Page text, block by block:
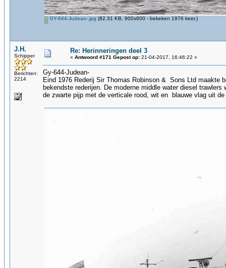
GY-644-Judean-.jpg (82.31 KB, 900x600 - bekeken 1976 keer.)
J.H.
Schipper
Berichten:
2214
Re: Herinneringen deel 3
« Antwoord #171 Gepost op: 21-04-2017, 16:46:22 »
Gy-644-Judean-
Eind 1976 Rederij Sir Thomas Robinson & Sons Ltd maakte
bekendste rederijen. De moderne middle water diesel
de zwarte pijp met de verticale rood, wit en blauwe vlag uit